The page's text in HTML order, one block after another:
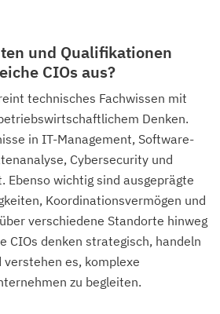
und Qualifikationen
CIOs aus?
technisches Fachwissen mit
Denken.
in IT-Management, Software-
Cybersecurity und
Ebenso wichtig sind ausgeprägte
Koordinationsvermögen und
verschiedene Standorte hinweg
CIOs denken strategisch, handeln
es, komplexe
zu begleiten.